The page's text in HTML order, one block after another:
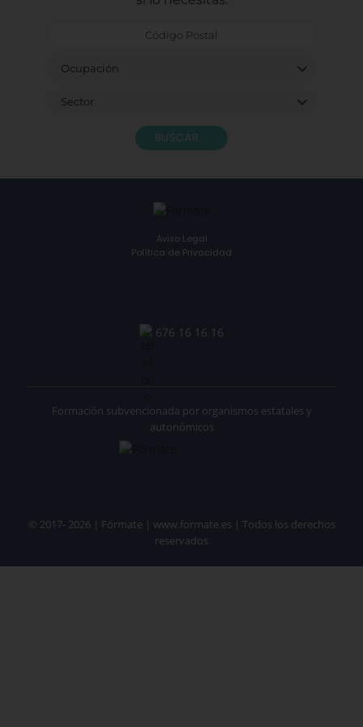
BUSCAR
Aviso Legal
Política de Privacidad
676 16 16 16
© 2017- 2026 | Fórmate | www.formate.es | Todos los derechos
reservados
Formación subvencionada por organismos estatales y
autonómicos